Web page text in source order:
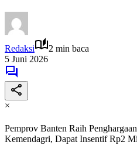
Redaksi
2 min baca
5 Juni 2026
×
Pemprov Banten Raih
Kemendagri, Dapat Insentif Rp2